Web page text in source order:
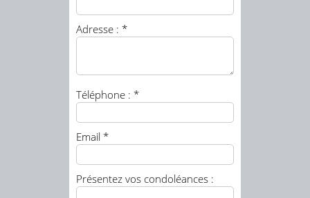
Adresse : *
Téléphone : *
Email *
Présentez vos condoléances :